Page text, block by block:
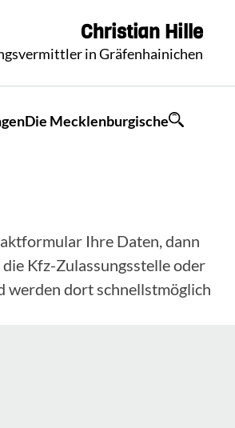
Christian Hille
in Gräfenhainichen
Die Mecklenburgische
Ihre Daten, dann
Kfz-Zulassungsstelle oder
werden dort schnellstmöglich